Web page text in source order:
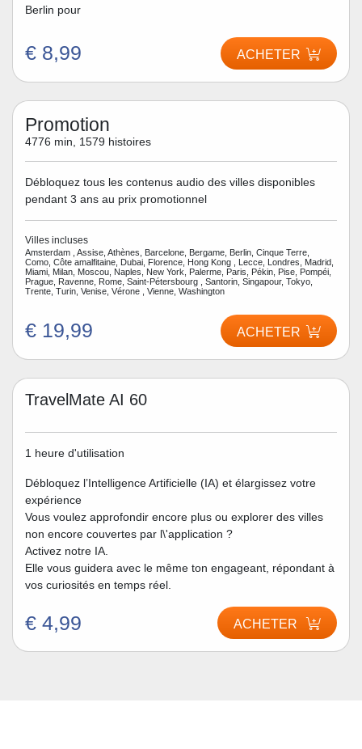
Berlin pour
€ 8,99 ACHETER
Promotion
4776 min, 1579 histoires
Débloquez tous les contenus audio des villes disponibles
pendant 3 ans au prix promotionnel
Villes incluses
Amsterdam , Assise, Athènes, Barcelone, Bergame, Berlin, Cinque Terre,
Como, Côte amalfitaine, Dubai, Florence, Hong Kong , Lecce, Londres, Madrid,
Miami, Milan, Moscou, Naples, New York, Palerme, Paris, Pékin, Pise, Pompéi,
Prague, Ravenne, Rome, Saint-Pétersbourg , Santorin, Singapour, Tokyo,
Trente, Turin, Venise, Vérone , Vienne, Washington
€ 19,99 ACHETER
TravelMate AI 60
1 heure d'utilisation
Débloquez l’Intelligence Artificielle (IA) et élargissez votre
expérience
Vous voulez approfondir encore plus ou explorer des villes
non encore couvertes par l\'application ?
Activez notre IA.
Elle vous guidera avec le même ton engageant, répondant à
vos curiosités en temps réel.
€ 4,99 ACHETER